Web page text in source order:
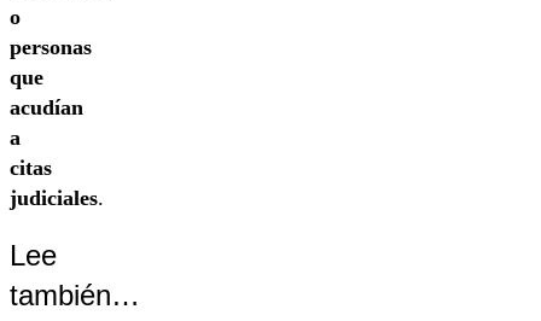
o
personas
que
acudían
a
citas
judiciales.
Lee
también…